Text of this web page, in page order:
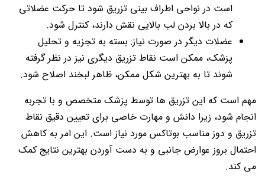
است در نواحی اطراف بینی تزریق شود تا حرکت عضلاتی
که در بالا بردن لب بالایی نقش دارند، کنترل شود.
عضلات دیگر در صورت نیاز: بسته به تجزیه و تحلیل
پزشک، ممکن است نقاط تزریق دیگری نیز در نظر گرفته
شوند تا به بهترین شکل ممکن، ظاهر لبخند اصلاح شود.
مهم است که این تزریق ها توسط پزشک متخصص و با تجربه
انجام شود، زیرا دانش و مهارت خاصی برای تعیین دقیق نقاط
تزریق و دوز مناسب بوتاکس مورد نیاز است. این امر به کاهش
احتمال بروز عوارض جانبی و به دست آوردن بهترین نتایج کمک
می کند.